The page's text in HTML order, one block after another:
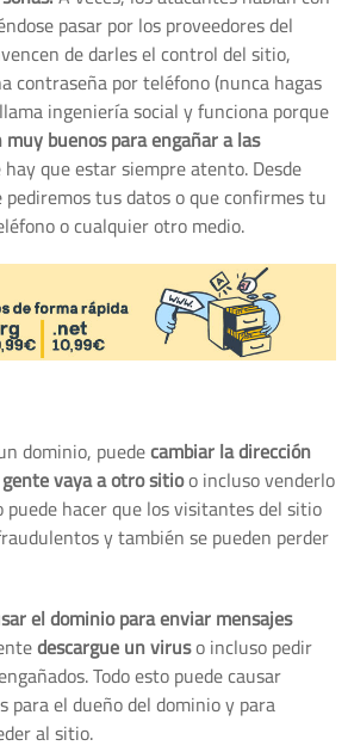
pasar por los proveedores del
de darles el control del sitio,
contraseña por teléfono (nunca hagas
ingeniería social y funciona porque
buenos para engañar a las
que estar siempre atento. Desde
tus datos o que confirmes tu
o cualquier otro medio.
dominio, puedecambiar la dirección
vaya a otro sitioo incluso venderlo
puede hacer que los visitantes del sitio
y también se pueden perder
el dominio para enviar mensajes
descargue un viruso incluso pedir
Todo esto puede causar
para el dueño del dominio y para
al sitio.